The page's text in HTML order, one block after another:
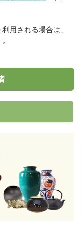
用される場合は、